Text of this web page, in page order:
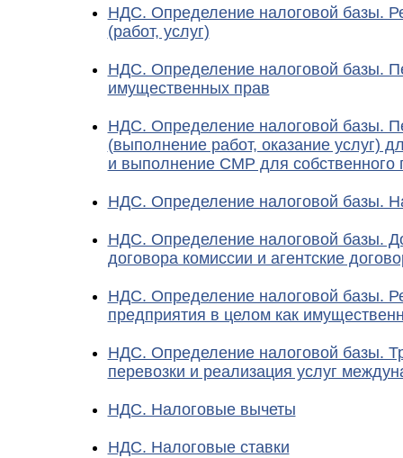
НДС. Определение налоговой базы.
(работ, услуг)
НДС. Определение налоговой базы.
имущественных прав
НДС. Определение налоговой базы.
(выполнение работ, оказание услуг)
и выполнение СМР для собственного
НДС. Определение налоговой базы.
НДС. Определение налоговой базы.
договора комиссии и агентские
НДС. Определение налоговой базы.
предприятия в целом как
НДС. Определение налоговой базы.
перевозки и реализация услуг
НДС. Налоговые вычеты
НДС. Налоговые ставки